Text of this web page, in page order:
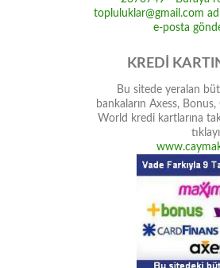
KREDİ
Bu sitede yeralan
bankaların Axess,
World kredi kartlarına